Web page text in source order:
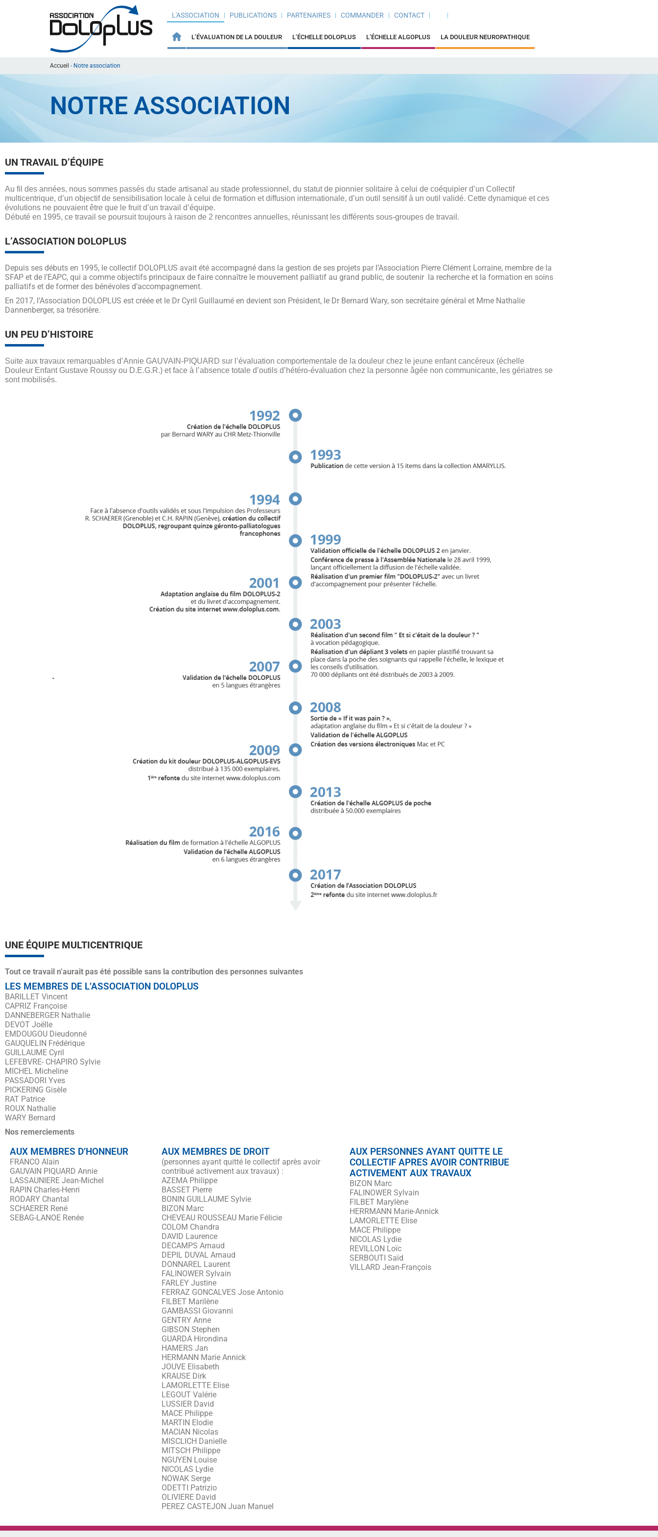
L'ASSOCIATION PUBLICATIONS PARTENAIRES COMMANDER CONTACT
L’ÉVALUATION DE LA DOULEUR L’ÉCHELLE DOLOPLUS L’ÉCHELLE ALGOPLUS LA DOULEUR NEUROPATHIQUE
Accueil - Notre association
NOTRE ASSOCIATION
UN TRAVAIL D’ÉQUIPE
Au fil des années, nous sommes passés du stade artisanal au stade professionnel, du statut de pionnier solitaire à celui de coéquipier d’un Collectif
multicentrique, d’un objectif de sensibilisation locale à celui de formation et diffusion internationale, d’un outil sensitif à un outil validé. Cette dynamique et ces
évolutions ne pouvaient être que le fruit d’un travail d’équipe.
Débuté en 1995, ce travail se poursuit toujours à raison de 2 rencontres annuelles, réunissant les différents sous-groupes de travail.
L’ASSOCIATION DOLOPLUS
Depuis ses débuts en 1995, le collectif DOLOPLUS avait été accompagné dans la gestion de ses projets par l’Association Pierre Clément Lorraine, membre de la
SFAP et de l’EAPC, qui a comme objectifs principaux de faire connaître le mouvement palliatif au grand public, de soutenir la recherche et la formation en soins
palliatifs et de former des bénévoles d’accompagnement.
En 2017, l’Association DOLOPLUS est créée et le Dr Cyril Guillaumé en devient son Président, le Dr Bernard Wary, son secrétaire général et Mme Nathalie
Dannenberger, sa trésorière.
UN PEU D’HISTOIRE
Suite aux travaux remarquables d’Annie GAUVAIN-PIQUARD sur l’évaluation comportementale de la douleur chez le jeune enfant cancéreux (échelle
Douleur Enfant Gustave Roussy ou D.E.G.R.) et face à l’absence totale d’outils d’hétéro-évaluation chez la personne âgée non communicante, les gériatres se
sont mobilisés.
UNE ÉQUIPE MULTICENTRIQUE
Tout ce travail n’aurait pas été possible sans la contribution des personnes suivantes
LES MEMBRES DE L’ASSOCIATION DOLOPLUS
BARILLET Vincent
CAPRIZ Françoise
DANNEBERGER Nathalie
DEVOT Joëlle
EMDOUGOU Dieudonné
GAUQUELIN Frédérique
GUILLAUME Cyril
LEFEBVRE- CHAPIRO Sylvie
MICHEL Micheline
PASSADORI Yves
PICKERING Gisèle
RAT Patrice
ROUX Nathalie
WARY Bernard
Nos remerciements
AUX MEMBRES D’HONNEUR
FRANCO Alain
GAUVAIN PIQUARD Annie
LASSAUNIERE Jean-Michel
RAPIN Charles-Henri
RODARY Chantal
SCHAERER René
SEBAG-LANOE Renée
AUX MEMBRES DE DROIT
(personnes ayant quitté le collectif après avoir
contribué activement aux travaux) :
AZEMA Philippe
BASSET Pierre
BONIN GUILLAUME Sylvie
BIZON Marc
CHEVEAU ROUSSEAU Marie Félicie
COLOM Chandra
DAVID Laurence
DECAMPS Arnaud
DEPIL DUVAL Arnaud
DONNAREL Laurent
FALINOWER Sylvain
FARLEY Justine
FERRAZ GONCALVES Jose Antonio
FILBET Marilène
GAMBASSI Giovanni
GENTRY Anne
GIBSON Stephen
GUARDA Hirondina
HAMERS Jan
HERMANN Marie Annick
JOUVE Elisabeth
KRAUSE Dirk
LAMORLETTE Elise
LEGOUT Valérie
LUSSIER David
MACE Philippe
MARTIN Elodie
MACIAN Nicolas
MISCLICH Danielle
MITSCH Philippe
NGUYEN Louise
NICOLAS Lydie
NOWAK Serge
ODETTI Patrizio
OLIVIERE David
PEREZ CASTEJON Juan Manuel
AUX PERSONNES AYANT QUITTE LE
COLLECTIF APRES AVOIR CONTRIBUE
ACTIVEMENT AUX TRAVAUX
BIZON Marc
FALINOWER Sylvain
FILBET Marylène
HERRMANN Marie-Annick
LAMORLETTE Elise
MACE Philippe
NICOLAS Lydie
REVILLON Loïc
SERBOUTI Saïd
VILLARD Jean-François